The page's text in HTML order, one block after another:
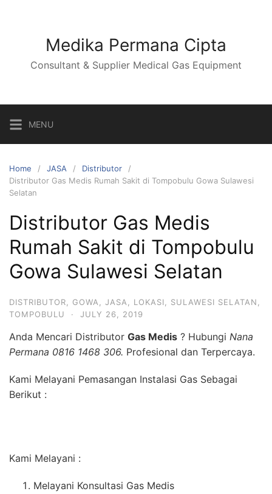
Medika Permana Cipta
Consultant & Supplier Medical Gas Equipment
MENU
Home JASA
Distributor
Distributor Gas Medis Rumah Sakit di Tompobulu Gowa Sulawesi
Selatan
Distributor Gas Medis
Rumah Sakit di Tompobulu
Gowa Sulawesi Selatan
DISTRIBUTOR GOWA JASA LOKASI SULAWESI SELATAN
TOMPOBULU
· JULY 26, 2019
Anda Mencari Distributor Gas Medis ? Hubungi Nana
Permana 0816 1468 306. Profesional dan Terpercaya.
Kami Melayani Pemasangan Instalasi Gas Sebagai
Berikut :
Kami Melayani :
Melayani Konsultasi Gas Medis